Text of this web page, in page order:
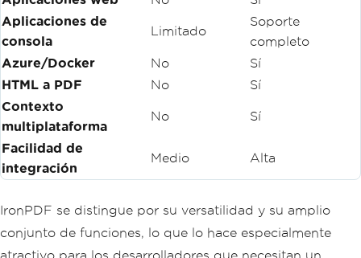
Aplicaciones de
consola
Limitado
Soporte
completo
Azure/Docker
No
Sí
HTML a PDF
No
Sí
Contexto
multiplataforma
No Sí
Facilidad de
integración
Medio Alta
IronPDF se distingue por su versatilidad y su amplio
conjunto de funciones, lo que lo hace especialmente
atractivo para los desarrolladores que necesitan un